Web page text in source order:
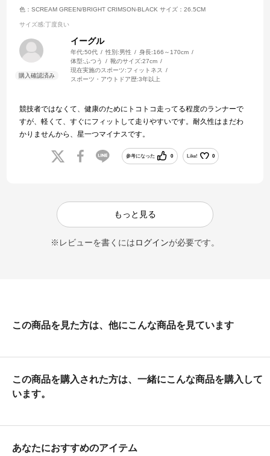
色：SCREAM GREEN/BRIGHT CRIMSON-BLACK サイズ：26.5CM
サイズ感:丁度良い
イーグル
年代:50代 性別:男性 身長:166～170cm
体型:ふつう 靴のサイズ:27cm
現在実施のスポーツ:フィットネス
スポーツ・アウトドア歴:3年以上
競技者ではなくて、健康のためにトコトコ走ってる程度のランナーで
すが、軽くて、すぐにフィットして走りやすいです。耐久性はまだわ
かりませんから、星一つマイナスです。
参考になった 0 Like! 0
もっと見る
※レビューを書くにはログインが必要です。
この商品を見た方は、他にこんな商品を見ています
この商品を購入された方は、一緒にこんな商品を購入して
います。
あなたにおすすめのアイテム